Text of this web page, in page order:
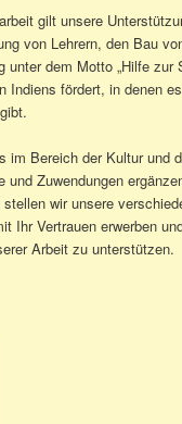
gilt unsere
von Lehrern, den Bau
unter dem Motto „Hilfe zur
Indiens fördert, in denen
im Bereich der Kultur und
und Zuwendungen
wir unsere
Ihr Vertrauen erwerben
Arbeit zu unterstützen.